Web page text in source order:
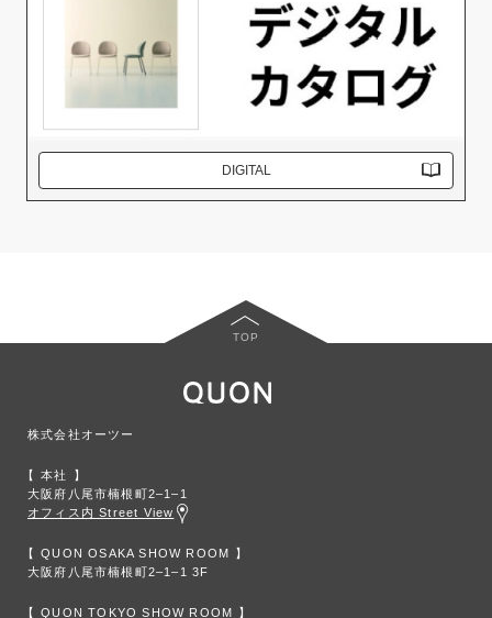
DIGITAL
TOP
株式会社オーツー
本社
大阪府八尾市楠根町2‒1‒1
オフィス内 Street View
QUON OSAKA SHOW ROOM
大阪府八尾市楠根町2‒1‒1 3F
QUON TOKYO SHOW ROOM